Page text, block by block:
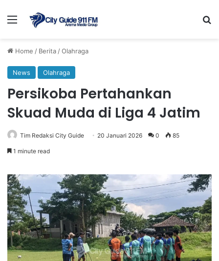
Menu
Home / Berita /Olahraga
News Olahraga
Persikoba Pertahankan
Skuad Muda di Liga 4 Jatim
Tim Redaksi City Guide 20 Januari 2026 0 85
1 minute read